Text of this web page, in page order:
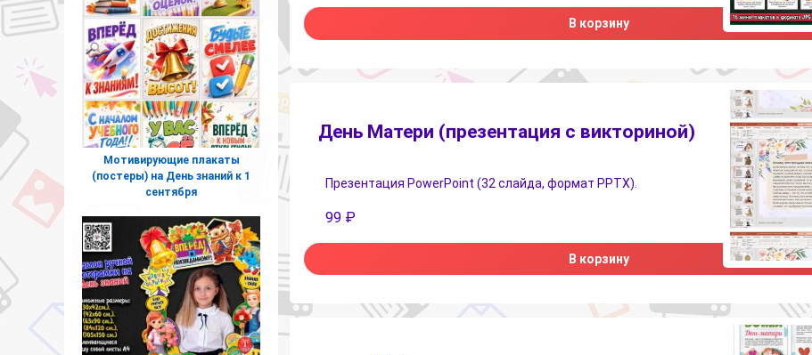
В корзину
День Матери (презентация с викториной)
Презентация PowerPoint (32 слайда, формат PPTX).
99 ₽
В корзину
Мотивирующие плакаты
(постеры) на День знаний к 1
сентября